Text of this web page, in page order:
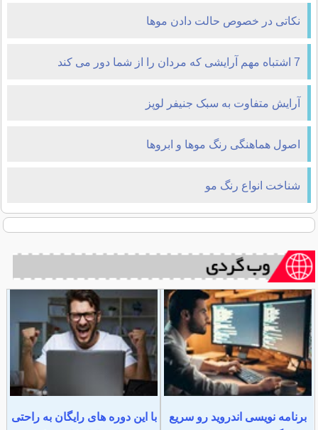
نکاتی در خصوص حالت دادن موها
7 اشتباه مهم آرایشی که مردان را از شما دور می کند
آرایش متفاوت به سبک جنیفر لوپز
اصول هماهنگی رنگ موها و ابروها
شناخت انواع رنگ مو
برنامه نویسی اندروید رو سریع
با این دوره های رایگان به راحتی